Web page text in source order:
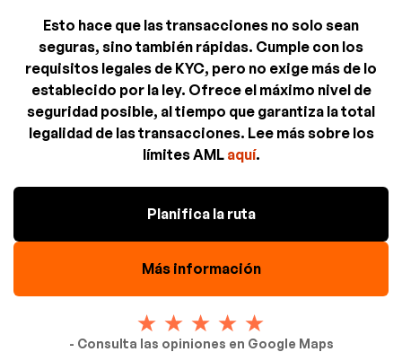
Esto hace que las transacciones no solo sean
seguras, sino también rápidas. Cumple con los
requisitos legales de KYC, pero no exige más de lo
establecido por la ley. Ofrece el máximo nivel de
seguridad posible, al tiempo que garantiza la total
legalidad de las transacciones. Lee más sobre los
límites AML aquí.
Planifica la ruta
Más información
- Consulta las opiniones en Google Maps